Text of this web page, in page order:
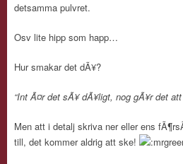
detsamma pulvret.
Osv lite hipp som happ…
Hur smakar det dÃ¥?
“Int Ã¤r det sÃ¥ dÃ¥ligt, nog gÃ¥r det
Men att i detalj skriva ner eller ens
till, det kommer aldrig att ske!